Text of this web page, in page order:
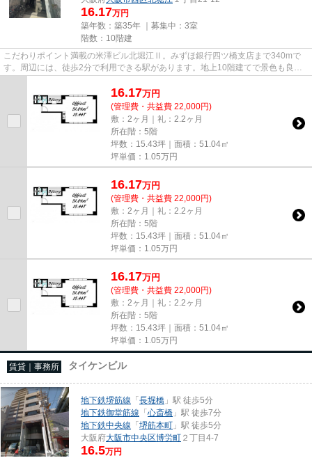
16.17万円
築年数：築35年 ｜募集中： 3室
階数：10階建
こだわりポイント満載の米澤ビル北堀江Ⅱ。みずほ銀行四ツ橋支店まで340mで
す。周辺には、徒歩2分で利用できる駅があります。地上10階建てで景色も良
く、多数のお問い合わせをいただい...
16.17万円
(管理費・共益費 22,000円)
敷：2ヶ月｜礼：2.2ヶ月
所在階：5階
坪数：15.43坪｜面積：51.04㎡
坪単価： 1.05万円
16.17万円
(管理費・共益費 22,000円)
敷：2ヶ月｜礼：2.2ヶ月
所在階：5階
坪数：15.43坪｜面積：51.04㎡
坪単価： 1.05万円
16.17万円
(管理費・共益費 22,000円)
敷：2ヶ月｜礼：2.2ヶ月
所在階：5階
坪数：15.43坪｜面積：51.04㎡
坪単価： 1.05万円
賃貸｜事務所 タイケンビル
地下鉄堺筋線 「長堀橋 」駅 徒歩5分
地下鉄御堂筋線 「心斎橋 」駅 徒歩7分
地下鉄中央線 「堺筋本町 」駅 徒歩5分
大阪府大阪市中央区博労町 ２丁目4-7
16.5万円